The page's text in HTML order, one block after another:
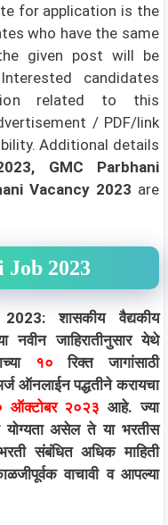
for application is the
who have the same
given post will be
candidates
related to this
/ PDF/link
Additional details
GMC Parbhani
Vacancy 2023 are
2023
शासकीय वैद्यकीय
नवीन जाहिरातीनुसार येथे
१०रिक्त जागांसाठी
ऑनलाईन पद्धतीने करायचा
ऑक्टोबर २०२३आहे. ज्या
योग्यता असेल ते या भरतीस
संबंधित अधिक माहिती
वाचावी व आपल्या